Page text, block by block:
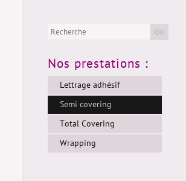
OK
Nos prestations :
Lettrage adhésif
Semi covering
Total Covering
Wrapping